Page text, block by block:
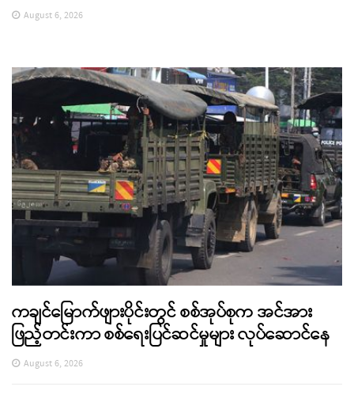
August 6, 2026
ကချင်မြောက်ဖျားပိုင်းတွင် စစ်အုပ်စုက အင်အား
ဖြည့်တင်းကာ စစ်ရေးပြင်ဆင်မှုများ လုပ်ဆောင်နေ
August 6, 2026